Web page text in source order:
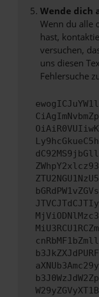
Wende dich
Wenn du alle
hast,
versuchen,
uns diesen
Fehlersuche